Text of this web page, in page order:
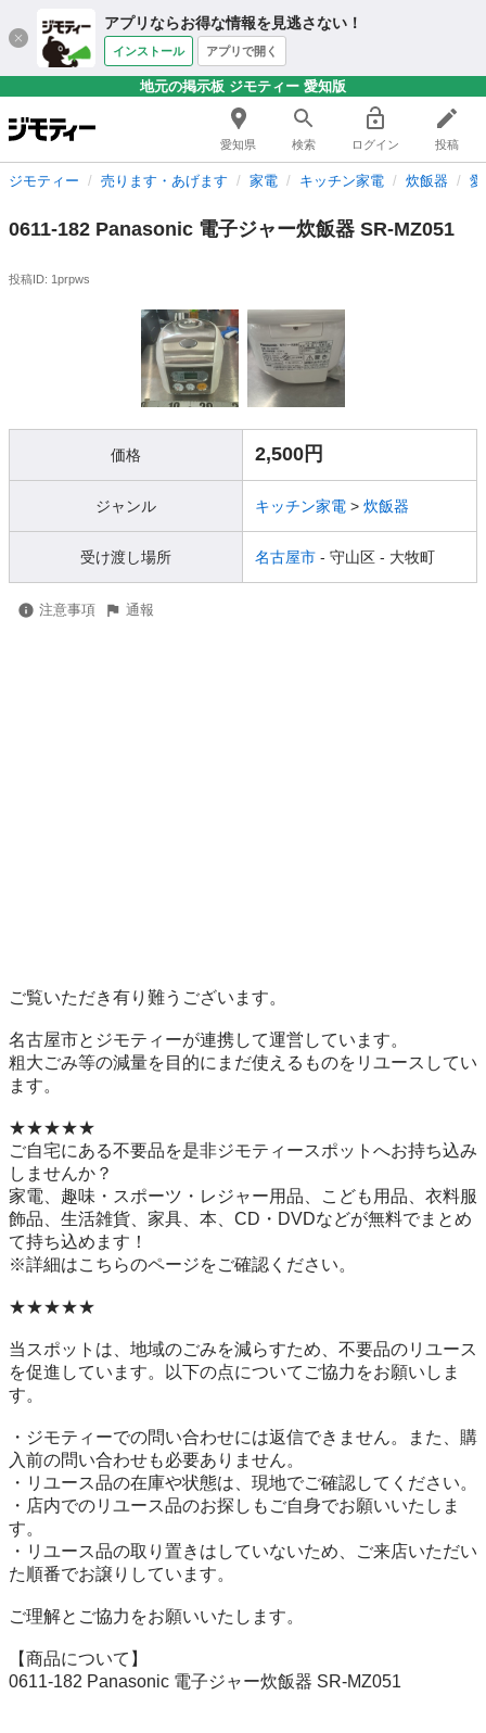
アプリならお得な情報を見逃さない！
インストール アプリで開く
地元の掲示板 ジモティー 愛知版
愛知県 検索 ログイン 投稿
ジモティー 売ります・あげます 家電 キッチン家電 炊飯器
0611-182 Panasonic 電子ジャー炊飯器 SR-MZ051
投稿ID: 1prpws
価格 2,500円
ジャンル キッチン家電 > 炊飯器
受け渡し場所 名古屋市 - 守山区 - 大牧町
注意事項 通報
ご覧いただき有り難うございます。
名古屋市とジモティーが連携して運営しています。
粗⼤ごみ等の減量を⽬的にまだ使えるものをリユースしてい
ます。
★★★★★
ご自宅にある不要品を是非ジモティースポットへお持ち込み
しませんか？
家電、趣味・スポーツ・レジャー用品、こども用品、衣料服
飾品、生活雑貨、家具、本、CD・DVDなどが無料でまとめ
て持ち込めます！
※詳細はこちらのページをご確認ください。
★★★★★
当スポットは、地域のごみを減らすため、不要品のリユース
を促進しています。以下の点についてご協力をお願いしま
す。
・ジモティーでの問い合わせには返信できません。また、購
入前の問い合わせも必要ありません。
・リユース品の在庫や状態は、現地でご確認してください。
・店内でのリユース品のお探しもご自身でお願いいたしま
す。
・リユース品の取り置きはしていないため、ご来店いただい
た順番でお譲りしています。
ご理解とご協力をお願いいたします。
【商品について】
0611-182 Panasonic 電子ジャー炊飯器 SR-MZ051